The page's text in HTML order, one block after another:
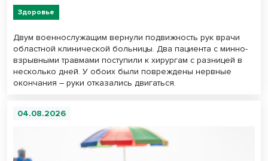
Здоровье
Двум военнослужащим вернули подвижность рук врачи
областной клинической больницы. Два пациента с минно-
взрывными травмами поступили к хирургам с разницей в
несколько дней. У обоих были повреждены нервные
окончания – руки отказались двигаться.
04.08.2026